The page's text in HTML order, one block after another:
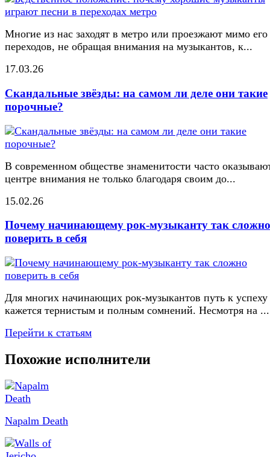
Многие из нас заходят в метро или проезжают мимо его
переходов, не обращая внимания на музыкантов, к...
17.03.26
Скандальные звёзды: на самом ли деле они такие
порочные?
В современном обществе знаменитости часто
центре внимания не только благодаря своим до...
15.02.26
Почему начинающему рок-музыканту так сложно
поверить в себя
Для многих начинающих рок-музыкантов путь к успеху
кажется тернистым и полным сомнений. Несмотря на ...
Перейти к статьям
Похожие исполнители
Napalm Death